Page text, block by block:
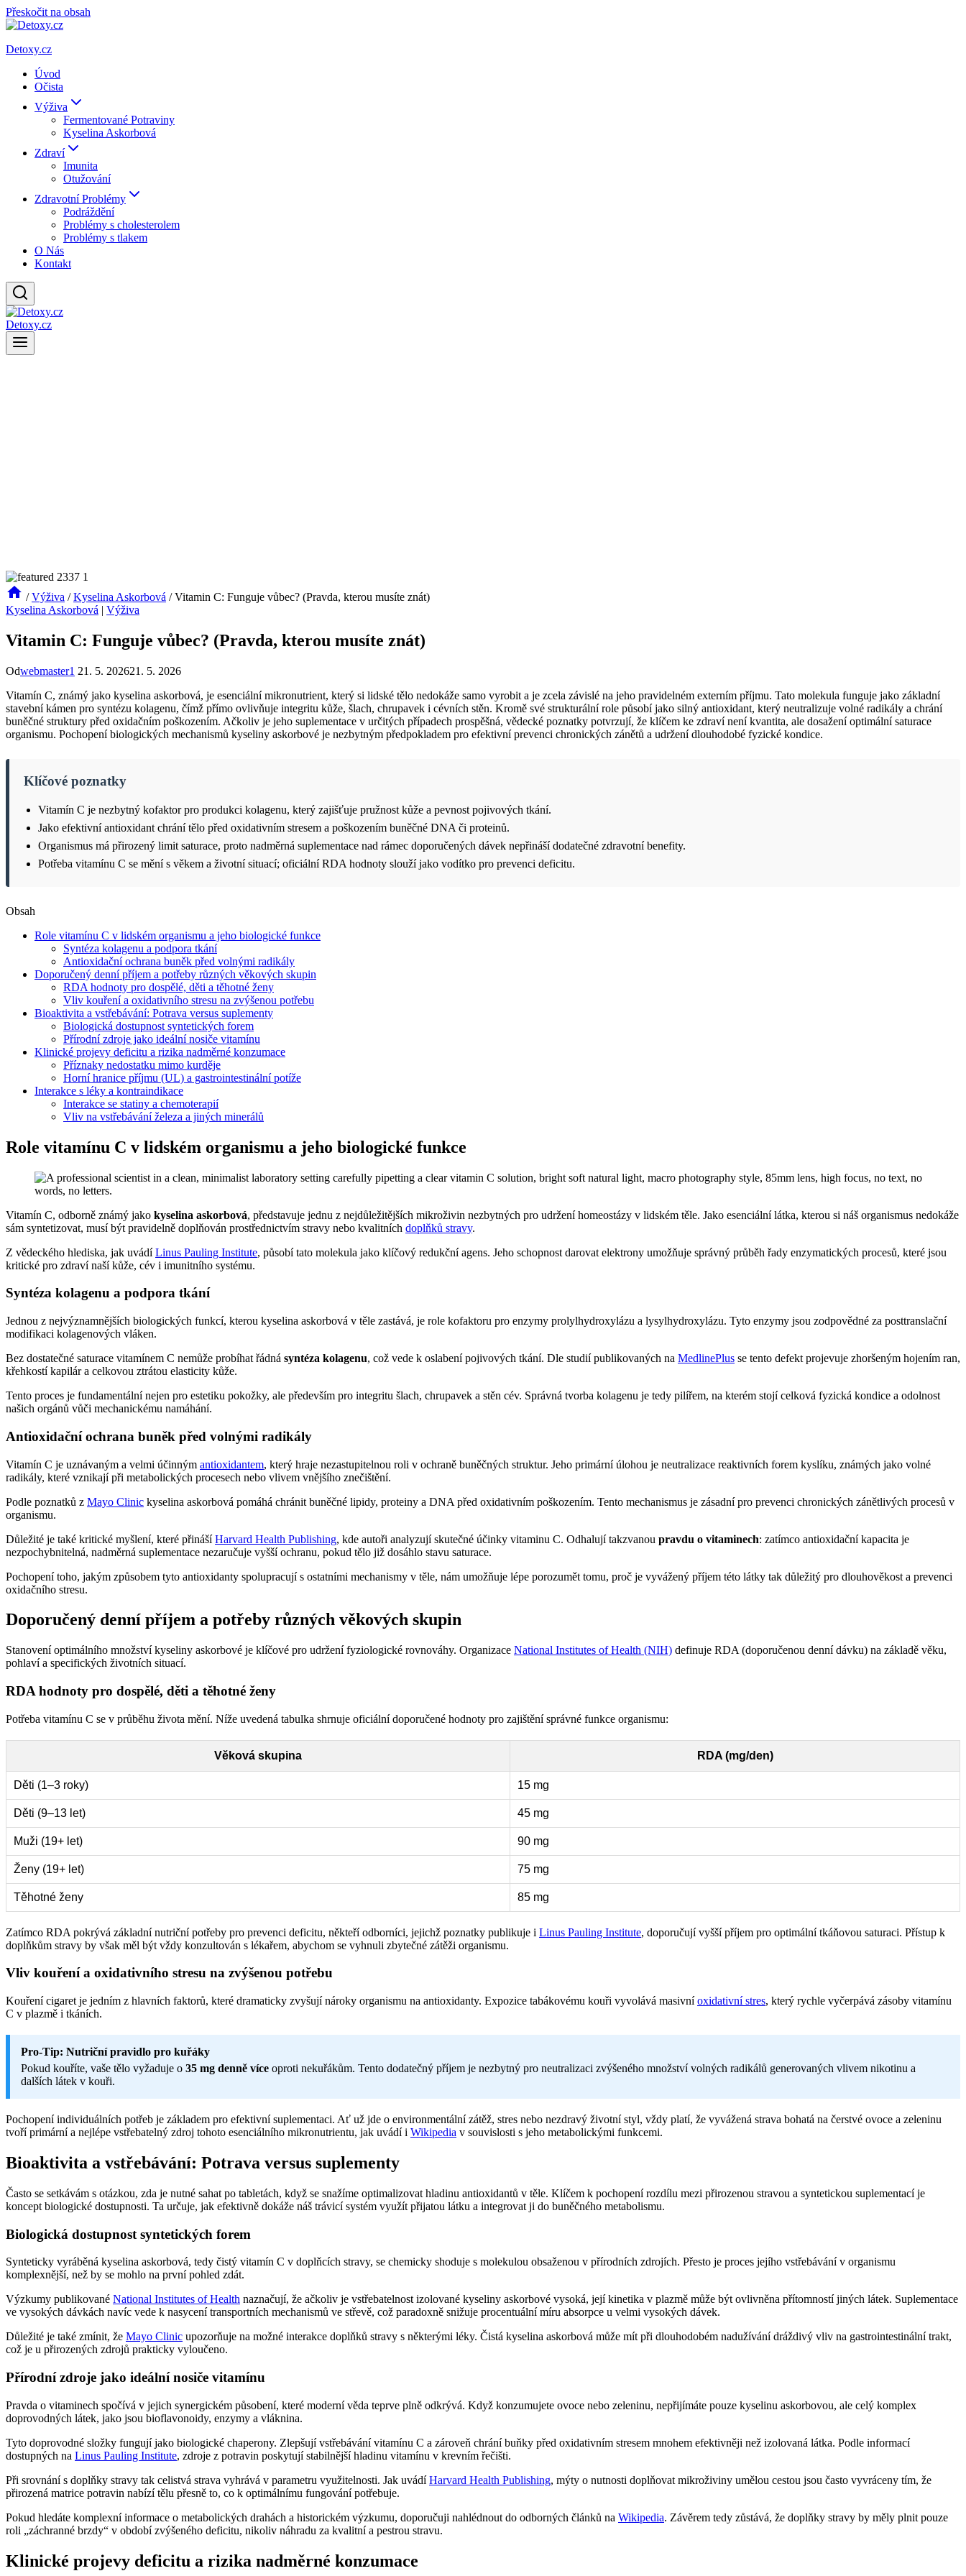
Přeskočit na obsah
Detoxy.cz
Úvod
Očista
Výživa
Fermentované Potraviny
Kyselina Askorbová
Zdraví
Imunita
Otužování
Zdravotní Problémy
Podráždění
Problémy s cholesterolem
Problémy s tlakem
O Nás
Kontakt
Detoxy.cz
/ Výživa / Kyselina Askorbová / Vitamin C: Funguje vůbec? (Pravda, kterou musíte znát)
Kyselina Askorbová | Výživa
Vitamin C: Funguje vůbec? (Pravda, kterou musíte znát)
Odwebmaster1 21. 5. 202621. 5. 2026
Vitamín C, známý jako kyselina askorbová, je esenciální mikronutrient, který si lidské tělo nedokáže samo vyrobit a je zcela závislé na jeho pravidelném externím příjmu. Tato molekula funguje jako základní
stavební kámen pro syntézu kolagenu, čímž přímo ovlivňuje integritu kůže, šlach, chrupavek i cévních stěn. Kromě své strukturální role působí jako silný antioxidant, který neutralizuje volné radikály a chrání
buněčné struktury před oxidačním poškozením. Ačkoliv je jeho suplementace v určitých případech prospěšná, vědecké poznatky potvrzují, že klíčem ke zdraví není kvantita, ale dosažení optimální saturace
organismu. Pochopení biologických mechanismů kyseliny askorbové je nezbytným předpokladem pro efektivní prevenci chronických zánětů a udržení dlouhodobé fyzické kondice.
Klíčové poznatky
Vitamín C je nezbytný kofaktor pro produkci kolagenu, který zajišťuje pružnost kůže a pevnost pojivových tkání.
Jako efektivní antioxidant chrání tělo před oxidativním stresem a poškozením buněčné DNA či proteinů.
Organismus má přirozený limit saturace, proto nadměrná suplementace nad rámec doporučených dávek nepřináší dodatečné zdravotní benefity.
Potřeba vitamínu C se mění s věkem a životní situací; oficiální RDA hodnoty slouží jako vodítko pro prevenci deficitu.
Obsah
Role vitamínu C v lidském organismu a jeho biologické funkce
Syntéza kolagenu a podpora tkání
Antioxidační ochrana buněk před volnými radikály
Doporučený denní příjem a potřeby různých věkových skupin
RDA hodnoty pro dospělé, děti a těhotné ženy
Vliv kouření a oxidativního stresu na zvýšenou potřebu
Bioaktivita a vstřebávání: Potrava versus suplementy
Biologická dostupnost syntetických forem
Přírodní zdroje jako ideální nosiče vitamínu
Klinické projevy deficitu a rizika nadměrné konzumace
Příznaky nedostatku mimo kurděje
Horní hranice příjmu (UL) a gastrointestinální potíže
Interakce s léky a kontraindikace
Interakce se statiny a chemoterapií
Vliv na vstřebávání železa a jiných minerálů
Role vitamínu C v lidském organismu a jeho biologické funkce
Vitamín C, odborně známý jako kyselina askorbová, představuje jednu z nejdůležitějších mikroživin nezbytných pro udržení homeostázy v lidském těle. Jako esenciální látka, kterou si náš organismus nedokáže
sám syntetizovat, musí být pravidelně doplňován prostřednictvím stravy nebo kvalitních doplňků stravy.
Z vědeckého hlediska, jak uvádíLinus Pauling Institute, působí tato molekula jako klíčový redukční agens. Jeho schopnost darovat elektrony umožňuje správný průběh řady enzymatických procesů, které jsou
kritické pro zdraví naší kůže, cév i imunitního systému.
Syntéza kolagenu a podpora tkání
Jednou z nejvýznamnějších biologických funkcí, kterou kyselina askorbová v těle zastává, je role kofaktoru pro enzymy prolylhydroxylázu a lysylhydroxylázu. Tyto enzymy jsou zodpovědné za posttranslační
modifikaci kolagenových vláken.
Bez dostatečné saturace vitamínem C nemůže probíhat řádná syntéza kolagenu, což vede k oslabení pojivových tkání. Dle studií publikovaných na MedlinePlus se tento defekt projevuje zhoršeným hojením ran,
křehkostí kapilár a celkovou ztrátou elasticity kůže.
Tento proces je fundamentální nejen pro estetiku pokožky, ale především pro integritu šlach, chrupavek a stěn cév. Správná tvorba kolagenu je tedy pilířem, na kterém stojí celková fyzická kondice a odolnost
našich orgánů vůči mechanickému namáhání.
Antioxidační ochrana buněk před volnými radikály
Vitamín C je uznávaným a velmi účinným antioxidantem, který hraje nezastupitelnou roli v ochraně buněčných struktur. Jeho primární úlohou je neutralizace reaktivních forem kyslíku, známých jako volné
radikály, které vznikají při metabolických procesech nebo vlivem vnějšího znečištění.
Podle poznatků z Mayo Clinic kyselina askorbová pomáhá chránit buněčné lipidy, proteiny a DNA před oxidativním poškozením. Tento mechanismus je zásadní pro prevenci chronických zánětlivých procesů v
organismu.
Důležité je také kritické myšlení, které přinášíHarvard Health Publishing, kde autoři analyzují skutečné účinky vitaminu C. Odhalují takzvanou pravdu o vitaminech: zatímco antioxidační kapacita je
nezpochybnitelná, nadměrná suplementace nezaručuje vyšší ochranu, pokud tělo již dosáhlo stavu saturace.
Pochopení toho, jakým způsobem tyto antioxidanty spolupracují s ostatními mechanismy v těle, nám umožňuje lépe porozumět tomu, proč je vyvážený příjem této látky tak důležitý pro dlouhověkost a prevenci
oxidačního stresu.
Doporučený denní příjem a potřeby různých věkových skupin
Stanovení optimálního množství kyseliny askorbové je klíčové pro udržení fyziologické rovnováhy. Organizace National Institutes of Health (NIH) definuje RDA (doporučenou denní dávku) na základě věku,
pohlaví a specifických životních situací.
RDA hodnoty pro dospělé, děti a těhotné ženy
Potřeba vitamínu C se v průběhu života mění. Níže uvedená tabulka shrnuje oficiální doporučené hodnoty pro zajištění správné funkce organismu:
Věková skupina RDA (mg/den)
Děti (1–3 roky) 15 mg
Děti (9–13 let) 45 mg
Muži (19+ let) 90 mg
Ženy (19+ let) 75 mg
Těhotné ženy 85 mg
Zatímco RDA pokrývá základní nutriční potřeby pro prevenci deficitu, někteří odborníci, jejichž poznatky publikuje i Linus Pauling Institute, doporučují vyšší příjem pro optimální tkáňovou saturaci. Přístup k
doplňkům stravy by však měl být vždy konzultován s lékařem, abychom se vyhnuli zbytečné zátěži organismu.
Vliv kouření a oxidativního stresu na zvýšenou potřebu
Kouření cigaret je jedním z hlavních faktorů, které dramaticky zvyšují nároky organismu na antioxidanty. Expozice tabákovému kouři vyvolává masivníoxidativní stres, který rychle vyčerpává zásoby vitamínu
C v plazmě i tkáních.
Pro-Tip: Nutriční pravidlo pro kuřáky
Pokud kouříte, vaše tělo vyžaduje o 35 mg denně více oproti nekuřákům. Tento dodatečný příjem je nezbytný pro neutralizaci zvýšeného množství volných radikálů generovaných vlivem nikotinu a
dalších látek v kouři.
Pochopení individuálních potřeb je základem pro efektivní suplementaci. Ať už jde o environmentální zátěž, stres nebo nezdravý životní styl, vždy platí, že vyvážená strava bohatá na čerstvé ovoce a zeleninu
tvoří primární a nejlépe vstřebatelný zdroj tohoto esenciálního mikronutrientu, jak uvádí i Wikipedia v souvislosti s jeho metabolickými funkcemi.
Bioaktivita a vstřebávání: Potrava versus suplementy
Často se setkávám s otázkou, zda je nutné sahat po tabletách, když se snažíme optimalizovat hladinu antioxidantů v těle. Klíčem k pochopení rozdílu mezi přirozenou stravou a syntetickou suplementací je
koncept biologické dostupnosti. Ta určuje, jak efektivně dokáže náš trávicí systém využít přijatou látku a integrovat ji do buněčného metabolismu.
Biologická dostupnost syntetických forem
Synteticky vyráběná kyselina askorbová, tedy čistý vitamín C v doplňcích stravy, se chemicky shoduje s molekulou obsaženou v přírodních zdrojích. Přesto je proces jejího vstřebávání v organismu
komplexnější, než by se mohlo na první pohled zdát.
Výzkumy publikované National Institutes of Health naznačují, že ačkoliv je vstřebatelnost izolované kyseliny askorbové vysoká, její kinetika v plazmě může být ovlivněna přítomností jiných látek. Suplementace
ve vysokých dávkách navíc vede k nasycení transportních mechanismů ve střevě, což paradoxně snižuje procentuální míru absorpce u velmi vysokých dávek.
Důležité je také zmínit, že Mayo Clinic upozorňuje na možné interakce doplňků stravy s některými léky. Čistá kyselina askorbová může mít při dlouhodobém nadužívání dráždivý vliv na gastrointestinální trakt,
což je u přirozených zdrojů prakticky vyloučeno.
Přírodní zdroje jako ideální nosiče vitamínu
Pravda o vitaminech spočívá v jejich synergickém působení, které moderní věda teprve plně odkrývá. Když konzumujete ovoce nebo zeleninu, nepřijímáte pouze kyselinu askorbovou, ale celý komplex
doprovodných látek, jako jsou bioflavonoidy, enzymy a vláknina.
Tyto doprovodné složky fungují jako biologické chaperony. Zlepšují vstřebávání vitamínu C a zároveň chrání buňky před oxidativním stresem mnohem efektivněji než izolovaná látka. Podle informací
dostupných na Linus Pauling Institute, zdroje z potravin poskytují stabilnější hladinu vitamínu v krevním řečišti.
Při srovnání s doplňky stravy tak celistvá strava vyhrává v parametru využitelnosti. Jak uvádíHarvard Health Publishing, mýty o nutnosti doplňovat mikroživiny umělou cestou jsou často vyvráceny tím, že
přirozená matrice potravin nabízí tělu přesně to, co k optimálnímu fungování potřebuje.
Pokud hledáte komplexní informace o metabolických drahách a historickém výzkumu, doporučuji nahlédnout do odborných článků na Wikipedia. Závěrem tedy zůstává, že doplňky stravy by měly plnit pouze
roli „záchranné brzdy“ v období zvýšeného deficitu, nikoliv náhradu za kvalitní a pestrou stravu.
Klinické projevy deficitu a rizika nadměrné konzumace